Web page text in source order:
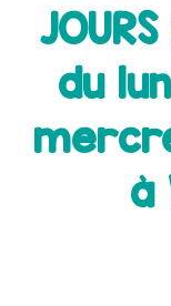
du
à